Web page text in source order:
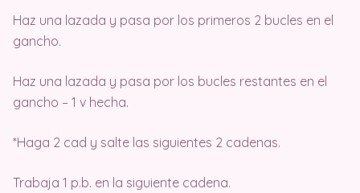
Haz una lazada y pasa por los primeros 2 bucles en el
gancho.
Haz una lazada y pasa por los bucles restantes en el
gancho – 1 v hecha.
*Haga 2 cad y salte las siguientes 2 cadenas.
Trabaja 1 p.b. en la siguiente cadena.